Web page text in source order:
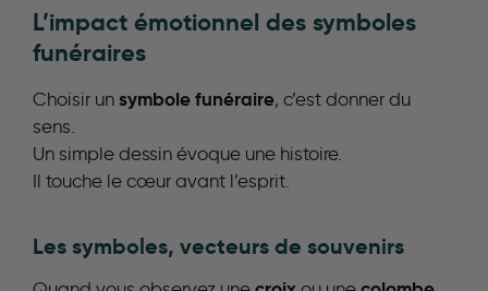
L’impact émotionnel des symboles
funéraires
Choisir un symbole funéraire, c’est donner du
sens.
Un simple dessin évoque une histoire.
Il touche le cœur avant l’esprit.
Les symboles, vecteurs de souvenirs